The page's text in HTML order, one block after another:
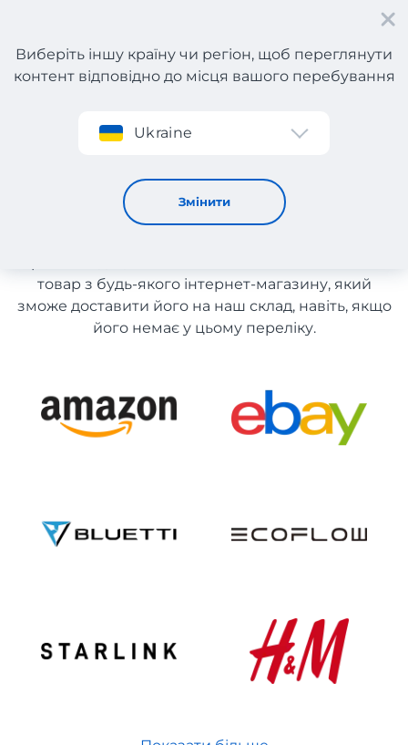
Реєстрація
Виберіть іншу країну чи регіон, щоб переглянути
контент відповідно до місця вашого перебування
Ukraine
Змінити
Каталог магазинів Канади
Каталог магазинів Канади
товар з будь-якого інтернет-магазину, який
зможе доставити його на наш склад, навіть, якщо
його немає у цьому переліку.